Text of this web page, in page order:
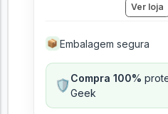
Ver loja
📦 Embalagem segura
🛡️Compra 100%
Geek